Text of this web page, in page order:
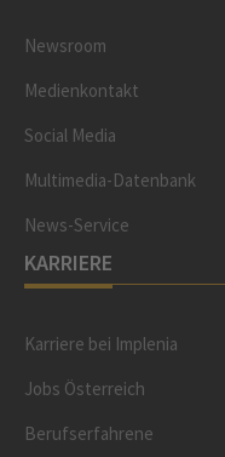
Newsroom
Medienkontakt
Social Media
Multimedia-Datenbank
News-Service
KARRIERE
Karriere bei Implenia
Jobs Österreich
Berufserfahrene